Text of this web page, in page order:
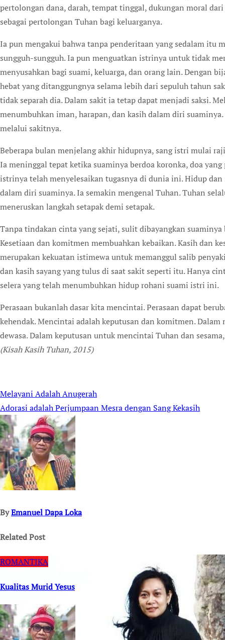
pertolongan dana, darah, tempat tinggal, dukungan moral
sebagai pertolongan Tuhan bagi keluarganya.
Ia pun mengakui bahwa tanpa penderitaan yang sedalam itu
sungguh-sungguh. Ia pun menguatkan istrinya untuk tidak
menyusahkan bagi suami, keluarga, dan orang lain. Dengan
hebat yang ditanggungnya selama lebih dari sepuluh tahun
tidak separah dia. Dalam sakit ia tetap dapat menjadi saksi.
menumbuhkan iman, harapan, dan kasih dalam diri
melalui sakitnya.
Beberapa bulan menjelang akhir hidupnya, sang istri mulai
Ia meninggal tepat ketika suaminya berdoa koronka, doa
istrinya telah menyelesaikan tugasnya di dunia ini. Hidup
dalam diri suaminya. Ia semakin mengenal Tuhan. Tuhan
meneruskan langkah setapak demi setapak.
Tanpa tindakan cinta yang sejati, sulit dibayangkan
Kesetiaan dan komitmen membuahkan kebaikan. Kasih dan
merupakan kekuatan istimewa untuk memanggul salib
dan kasih sayang yang tulus di saat sakit seperti itu. Hanya
selera yang telah menumbuhkan hidup rohani suami istri ini.
Perasaan bukanlah dasar kita mencintai. Perasaan dapat
kehendak. Mencintai adalah keputusan dan komitmen.
dewasa. Dalam keputusan untuk mencintai Tuhan dan
(Kisah Kasih Tuhan, 2015)
Post
navigation
Melayani Adalah Anugerah
Adorasi adalah Perjumpaan Mesra dengan Sang Kekasih
ByEmanuel Dapa Loka
Related Post
ROMANTIKA
Kualitas Murid Yesus